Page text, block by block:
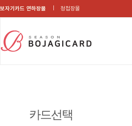
보자기카드 연하장몰 청첩장몰
카드선택